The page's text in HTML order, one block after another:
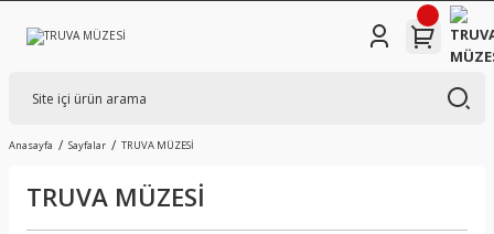
Anasayfa Sayfalar TRUVA MÜZESİ
TRUVA MÜZESİ